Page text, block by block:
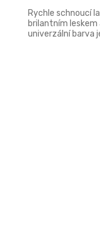
Rychle schnoucí
brilantním
univerzální barva